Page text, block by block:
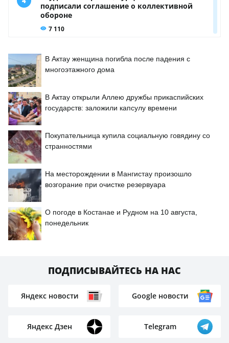
В Актау женщина погибла после падения с
многоэтажного дома
В Актау открыли Аллею дружбы прикаспийских
государств: заложили капсулу времени
Покупательница купила социальную говядину со
странностями
На месторождении в Мангистау произошло
возгорание при очистке резервуара
О погоде в Костанае и Рудном на 10 августа,
понедельник
ПОДПИСЫВАЙТЕСЬ НА НАС
Яндекс новости Google новости
Яндекс Дзен Telegram